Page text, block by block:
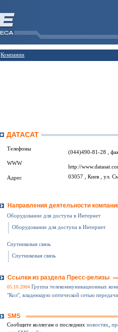
Компании
ДАТАСАТ
Телефоны
(044)490-81-28 ,
WWW
http://
Адрес
03057 , Киев , ул.
Направления деятельности
Оборудование для доступа в Интернет
Оборудование для доступа в Интернет
Спутниковая связь
Спутниковая связь
Ссылки из раздела Пресс-релизы
05.10.2004 Группа телекоммуникационных
"Кол", владеющую оптической сетью
SMS
Сообщите коллегам о последних новостях,